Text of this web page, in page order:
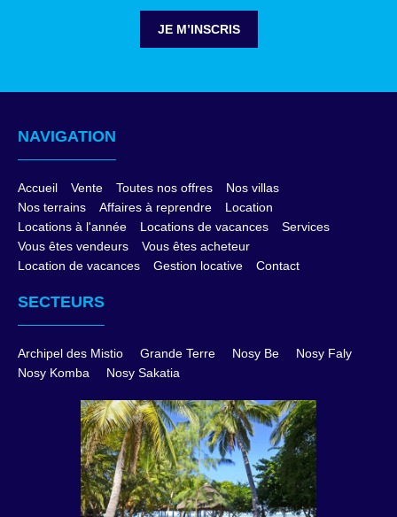
JE M’INSCRIS
NAVIGATION
Accueil Vente Toutes nos offres
Nos villas
Nos terrains
Affaires à reprendre
Location
Locations à l'année
Locations de vacances
Services
Vous êtes vendeurs
Vous êtes acheteur
Location de vacances
Gestion locative Contact
SECTEURS
Archipel des Mistio Grande Terre Nosy Be
Nosy Faly
Nosy Komba
Nosy Sakatia